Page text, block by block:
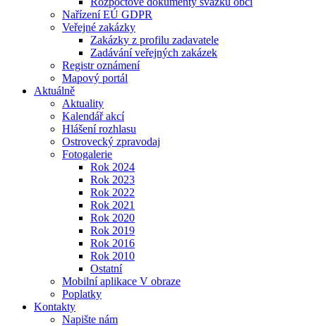
Nařízení EÚ GDPR
Veřejné zakázky
Zakázky z profilu zadavatele
Zadávání veřejných zakázek
Registr oznámení
Mapový portál
Aktuálně
Aktuality
Kalendář akcí
Hlášení rozhlasu
Ostrovecký zpravodaj
Fotogalerie
Rok 2024
Rok 2023
Rok 2022
Rok 2021
Rok 2020
Rok 2019
Rok 2016
Rok 2010
Ostatní
Mobilní aplikace V obraze
Poplatky
Kontakty
Napište nám